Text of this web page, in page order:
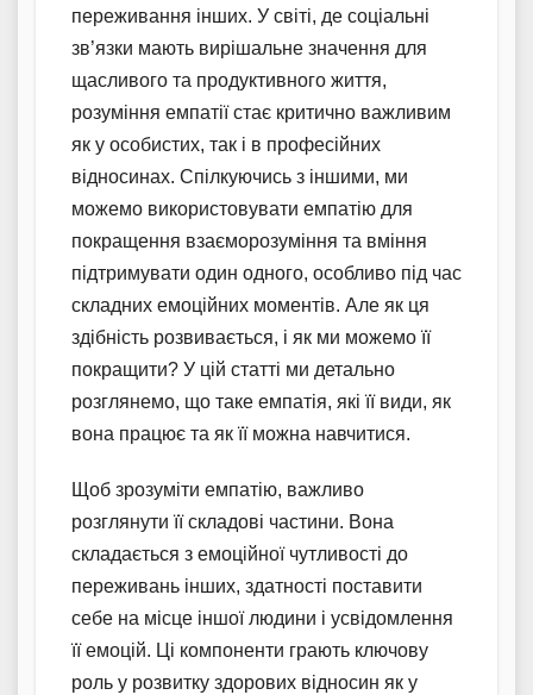
переживання інших. У світі, де соціальні
зв’язки мають вирішальне значення для
щасливого та продуктивного життя,
розуміння емпатії стає критично важливим
як у особистих, так і в професійних
відносинах. Спілкуючись з іншими, ми
можемо використовувати емпатію для
покращення взаєморозуміння та вміння
підтримувати один одного, особливо під час
складних емоційних моментів. Але як ця
здібність розвивається, і як ми можемо її
покращити? У цій статті ми детально
розглянемо, що таке емпатія, які її види, як
вона працює та як її можна навчитися.
Щоб зрозуміти емпатію, важливо
розглянути її складові частини. Вона
складається з емоційної чутливості до
переживань інших, здатності поставити
себе на місце іншої людини і усвідомлення
її емоцій. Ці компоненти грають ключову
роль у розвитку здорових відносин як у